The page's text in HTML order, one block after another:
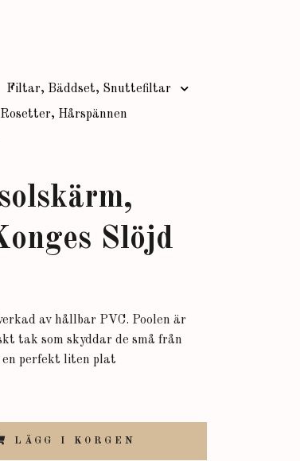
Filtar, Bäddset, Snuttefiltar
Hårspännen
Slöjd
av hållbar PVC. Poolen är
tak som skyddar de små från
perfekt liten plat
LÄGG I KORGEN